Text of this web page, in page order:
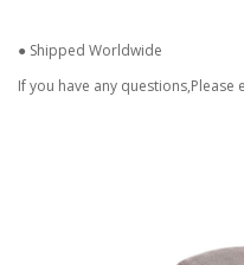
● Shipped Worldwide
If you have any questions,Please